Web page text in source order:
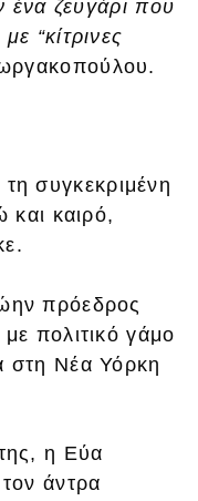
ένα ζευγάρι που
“κίτρινες
συγκεκριμένη
και καιρό,
πρόεδρος
πολιτικό γάμο
στη Νέα Υόρκη
η Εύα
άντρα